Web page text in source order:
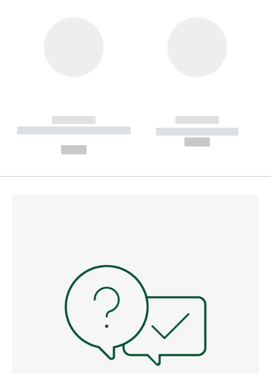
------------
----------- ----------- --------
------------
----------- -----------